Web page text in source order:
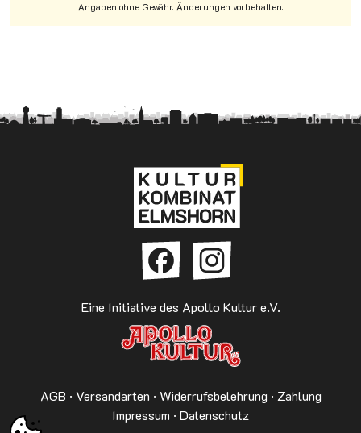
Angaben ohne Gewähr. Änderungen vorbehalten.
Eine Initiative des Apollo Kultur e.V.
AGB · Versandarten · Widerrufsbelehrung · Zahlung
Impressum · Datenschutz